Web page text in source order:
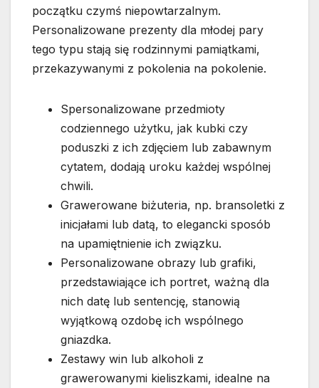
początku czymś niepowtarzalnym.
Personalizowane prezenty dla młodej pary
tego typu stają się rodzinnymi pamiątkami,
przekazywanymi z pokolenia na pokolenie.
Spersonalizowane przedmioty
codziennego użytku, jak kubki czy
poduszki z ich zdjęciem lub zabawnym
cytatem, dodają uroku każdej wspólnej
chwili.
Grawerowane biżuteria, np. bransoletki z
inicjałami lub datą, to elegancki sposób
na upamiętnienie ich związku.
Personalizowane obrazy lub grafiki,
przedstawiające ich portret, ważną dla
nich datę lub sentencję, stanowią
wyjątkową ozdobę ich wspólnego
gniazdka.
Zestawy win lub alkoholi z
grawerowanymi kieliszkami, idealne na